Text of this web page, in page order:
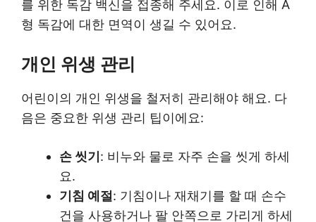
를 위한 독감 백신을 접종해 주세요. 이로 인해 A
형 독감에 대한 면역이 생길 수 있어요.
개인 위생 관리
어린이의 개인 위생을 철저히 관리해야 해요. 다
음은 중요한 위생 관리 팁이에요:
손 씻기 : 비누와 물로 자주 손을 씻게 하세
요.
기침 예절 : 기침이나 재채기를 할 때 손수
건을 사용하거나 팔 안쪽으로 가리게 하세